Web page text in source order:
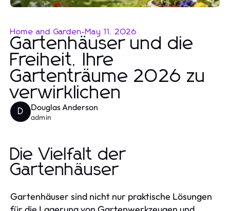
Home and Garden-May 11, 2026
Gartenhäuser und die
Freiheit, Ihre
Gartenträume 2026 zu
verwirklichen
D Douglas Anderson
admin
Die Vielfalt der
Gartenhäuser
Gartenhäuser sind nicht nur praktische Lösungen